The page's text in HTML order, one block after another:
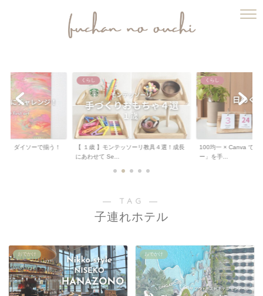
】ダイソーで揃う！
くらし
【 １歳 】モンテッソーリ教具４選！成長
にあわせて Se...
くらし
100均一 × Canva で「
ー」を手...
― TAG ―
子連れホテル
おでかけ おでかけ